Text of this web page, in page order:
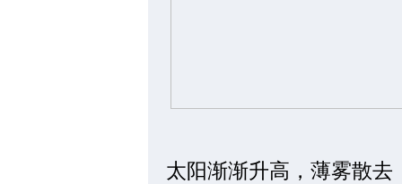
太阳渐渐升高，薄雾散